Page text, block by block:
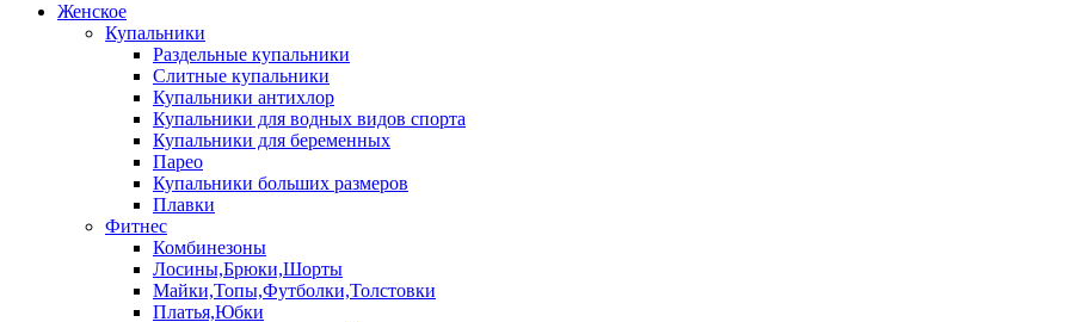
Женское
Купальники
Раздельные купальники
Слитные купальники
Купальники антихлор
Купальники для водных видов спорта
Купальники для беременных
Парео
Купальники больших размеров
Плавки
Фитнес
Комбинезоны
Лосины,Брюки,Шорты
Майки,Топы,Футболки,Толстовки
Платья,Юбки